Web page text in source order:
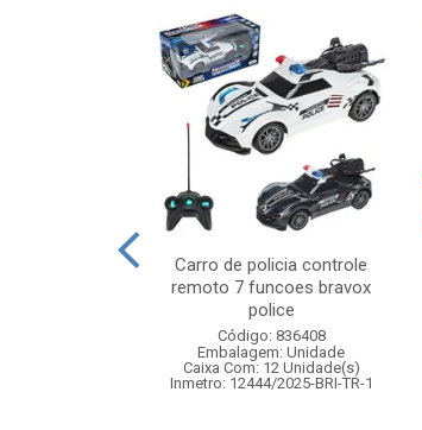
Carro de policia controle
remoto 7 funcoes bravox
police
Código: 836408
Embalagem: Unidade
Caixa Com: 12 Unidade(s)
Inmetro: 12444/2025-BRI-TR-1